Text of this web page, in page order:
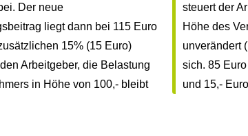
Der neue
liegt dann bei 115 Euro
15% (15 Euro)
Arbeitgeber, die Belastung
in Höhe von 100,- bleibt
steuert der
Höhe des
unverändert
sich. 85
und 15,-